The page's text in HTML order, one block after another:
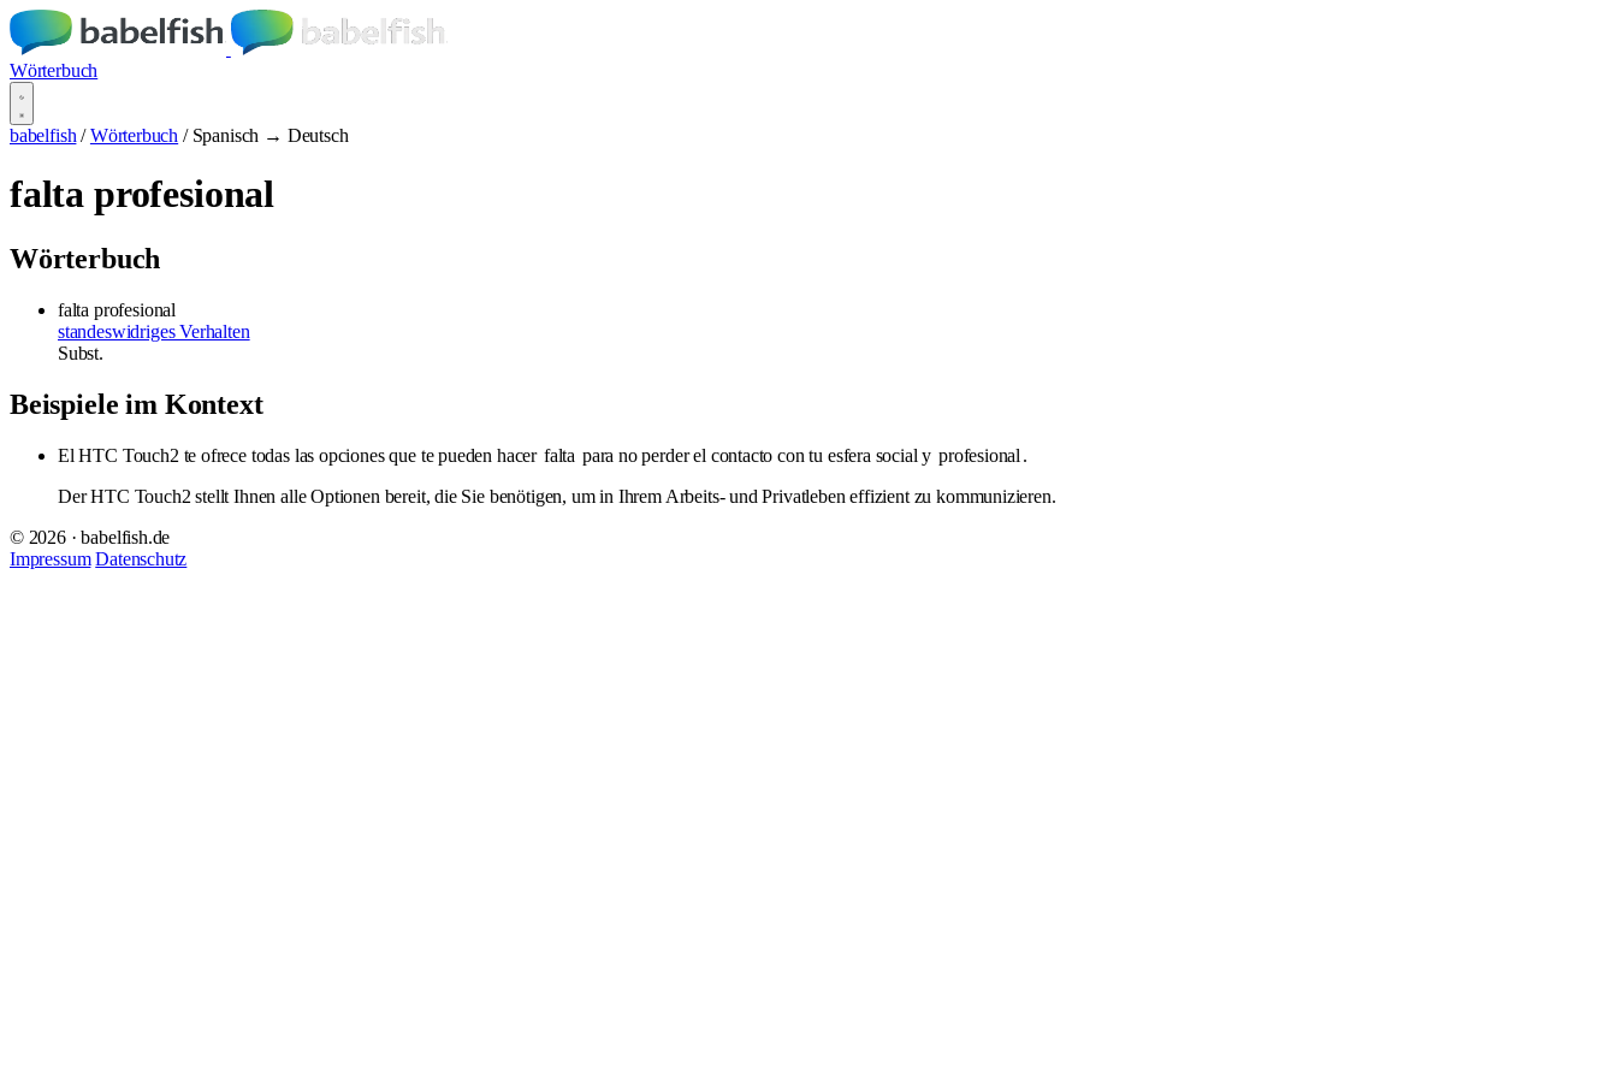
Wörterbuch
babelfish / Wörterbuch / Spanisch → Deutsch
falta profesional
Wörterbuch
falta profesional
standeswidriges Verhalten
Subst.
Beispiele im Kontext
El HTC Touch2 te ofrece todas las opciones que te pueden hacer falta para no perder el contacto con tu esfera social y profesional .
Der HTC Touch2 stellt Ihnen alle Optionen bereit, die Sie benötigen, um in Ihrem Arbeits- und Privatleben effizient zu kommunizieren.
© 2026 · babelfish.de
Impressum Datenschutz